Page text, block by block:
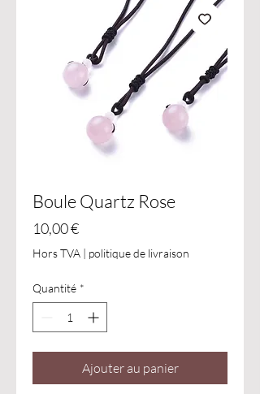
Boule Quartz Rose
10,00 €Prix
Hors TVA | politique de livraison
Quantité *
Ajouter au panier